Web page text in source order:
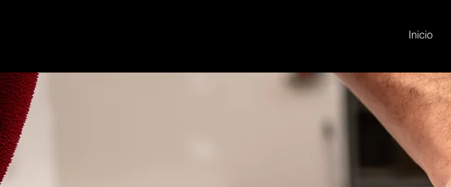
Inicio